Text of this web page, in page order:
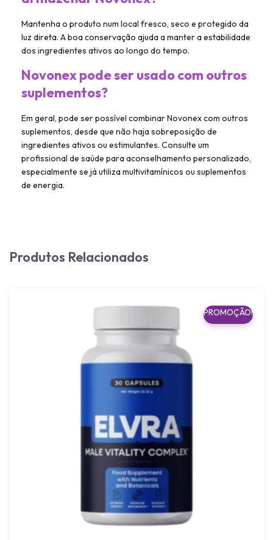
Mantenha o produto num local fresco, seco e protegido da
luz direta. A boa conservação ajuda a manter a estabilidade
dos ingredientes ativos ao longo do tempo.
Novonex pode ser usado com outros
suplementos?
Em geral, pode ser possível combinar Novonex com outros
suplementos, desde que não haja sobreposição de
ingredientes ativos ou estimulantes. Consulte um
profissional de saúde para aconselhamento personalizado,
especialmente se já utiliza multivitamínicos ou suplementos
de energia.
Produtos Relacionados
PROMOÇÃO!